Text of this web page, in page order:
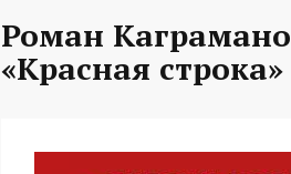
Роман
«Красная строка»